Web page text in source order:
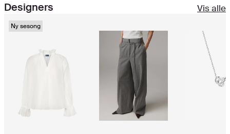
Designers Vis alle
Ny sesong